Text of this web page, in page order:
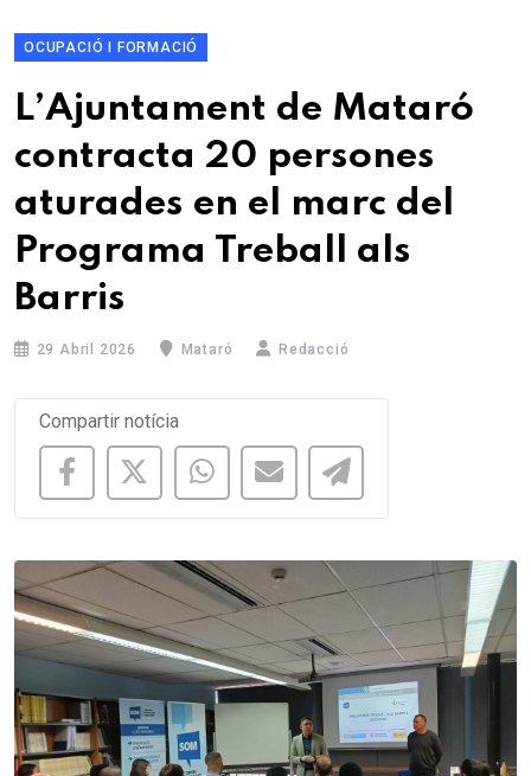
OCUPACIÓ I FORMACIÓ
L’Ajuntament de Mataró
contracta 20 persones
aturades en el marc del
Programa Treball als
Barris
29 Abril 2026 Mataró Redacció
Compartir notícia